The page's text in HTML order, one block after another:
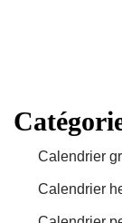
Calendrier
Calendrier